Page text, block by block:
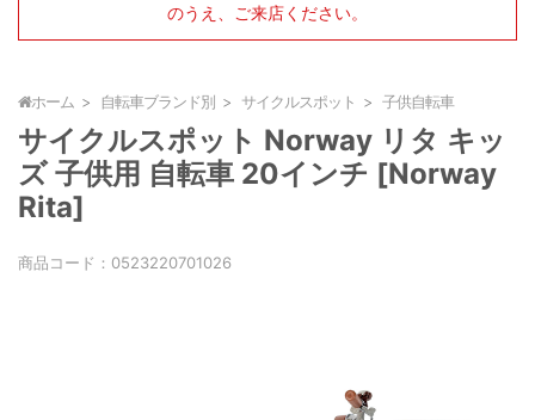
のうえ、ご来店ください。
ホーム 自転車ブランド別 サイクルスポット 子供自転車
サイクルスポット Norway リタ キッ
ズ 子供用 自転車 20インチ [Norway
Rita]
商品コード： 0523220701026